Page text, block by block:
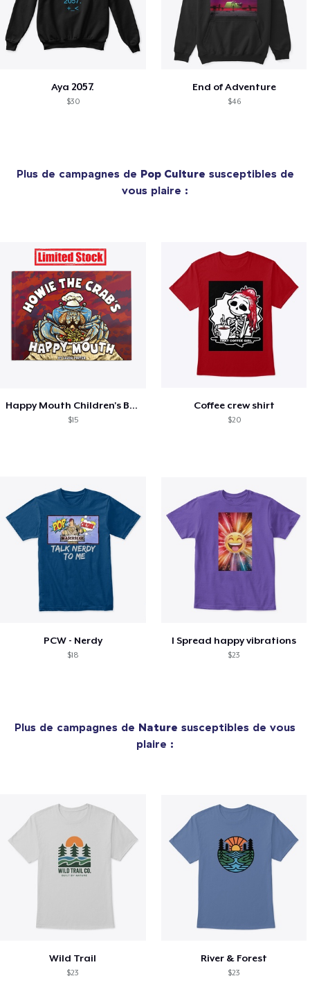
Aya 2057.
$30
End of Adventure
$46
Plus de campagnes de Pop Culture susceptibles de
vous plaire :
Happy Mouth Children's Book
$15
Coffee crew shirt
$20
PCW - Nerdy
$18
I Spread happy vibrations
$23
Plus de campagnes de Nature susceptibles de vous
plaire :
Wild Trail
$23
River & Forest
$23